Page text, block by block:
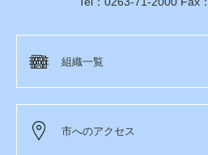
組織一覧
市へのアクセス